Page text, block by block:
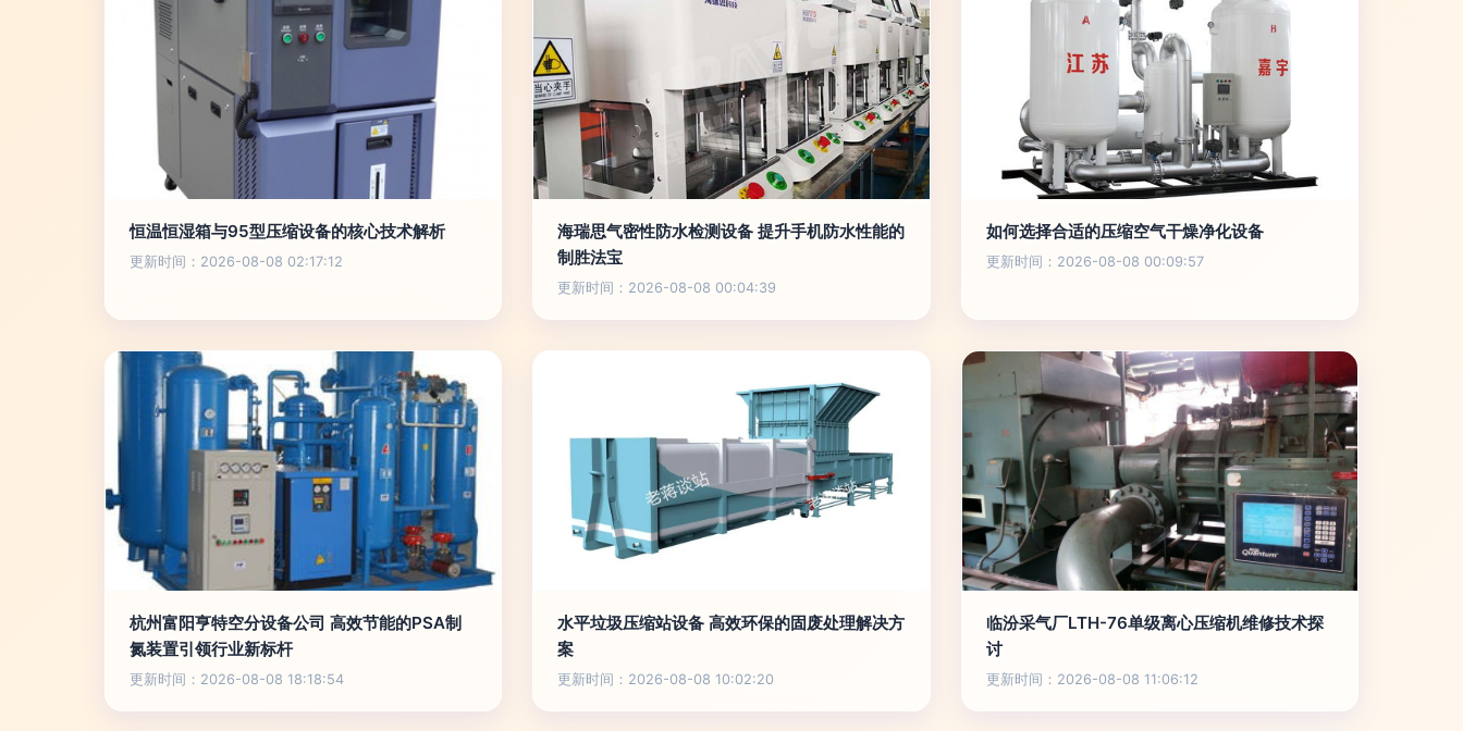
恒温恒湿箱与95型压缩设备的核心技术解析
更新时间：2026-08-08 02:17:12
海瑞思气密性防水检测设备 提升手机防水性能的
制胜法宝
更新时间：2026-08-08 00:04:39
如何选择合适的压缩空气干燥净化设备
更新时间：2026-08-08 00:09:57
杭州富阳亨特空分设备公司 高效节能的PSA制
氮装置引领行业新标杆
更新时间：2026-08-08 18:18:54
水平垃圾压缩站设备 高效环保的固废处理解决方
案
更新时间：2026-08-08 10:02:20
临汾采气厂LTH-76单级离心压缩机维修技术探
讨
更新时间：2026-08-08 11:06:12